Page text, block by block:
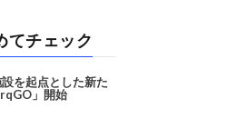
てチェック
を起点とした新た
」開始